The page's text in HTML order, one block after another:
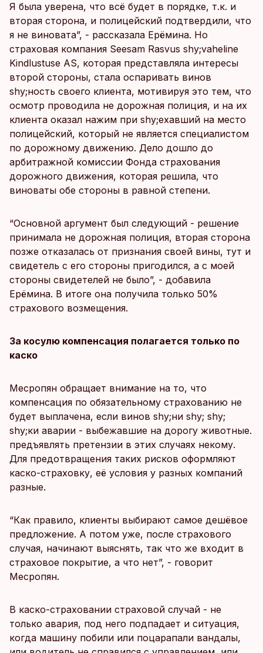
Я была уверена, что всё будет в порядке, т.к. и
вторая сторона, и полицейский подтвердили, что
я не виновата”, - рассказала Ерёмина. Но
страховая компания Seesam Rasvus shy;vaheline
Kindlustuse AS, которая представляла интересы
второй стороны, стала оспаривать винов
shy;ность своего клиента, мотивируя это тем, что
осмотр проводила не дорожная полиция, и на их
клиента оказал нажим при shy;ехавший на место
полицейский, который не является специалистом
по дорожному движению. Дело дошло до
арбитражной комиссии Фонда страхования
дорожного движения, которая решила, что
виноваты обе стороны в равной степени.
“Основной аргумент был следующий - решение
принимала не дорожная полиция, вторая сторона
позже отказалась от признания своей вины, тут и
свидетель с его стороны пригодился, а с моей
стороны свидетелей не было”, - добавила
Ерёмина. В итоге она получила только 50%
страхового возмещения.
За косулю компенсация полагается только по
каско
Месропян обращает внимание на то, что
компенсация по обязательному страхованию не
будет выплачена, если винов shy;ни shy; shy;
shy;ки аварии - выбежавшие на дорогу животные.
предъявлять претензии в этих случаях некому.
Для предотвращения таких рисков оформляют
каско-страховку, её условия у разных компаний
разные.
“Как правило, клиенты выбирают самое дешёвое
предложение. А потом уже, после страхового
случая, начинают выяснять, так что же входит в
страховое покрытие, а что нет”, - говорит
Месропян.
В каско-страховании страховой случай - не
только авария, под него подпадает и ситуация,
когда машину побили или поцарапали вандалы,